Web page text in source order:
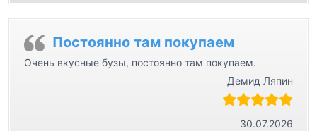
Постоянно там покупаем
Очень вкусные бузы, постоянно там покупаем.
Демид Ляпин
30.07.2026